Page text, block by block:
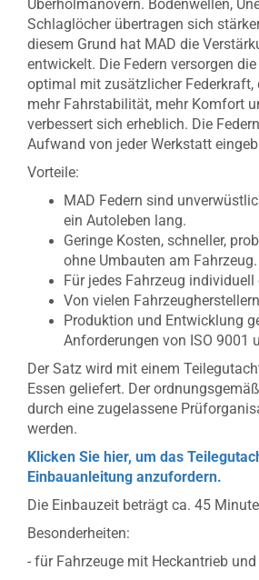
Überholmanövern. Bodenwellen,
Schlaglöcher übertragen sich
diesem Grund hat MAD die
entwickelt. Die Federn versorgen
optimal mit zusätzlicher Federkraft,
mehr Fahrstabilität, mehr Komfort
verbessert sich erheblich. Die
Aufwand von jeder Werkstatt
Vorteile:
MAD Federn sind
ein Autoleben lang.
Geringe Kosten, schneller,
ohne Umbauten am Fahrzeug.
Für jedes Fahrzeug
Von vielen
Produktion und Entwicklung
Anforderungen von ISO 9001
Der Satz wird mit einem
Essen geliefert. Der
durch eine zugelassene
werden.
Klicken Sie hier, um das
Einbauanleitung anzufordern.
Die Einbauzeit beträgt ca. 45
Besonderheiten:
- für Fahrzeuge mit Heckantrieb